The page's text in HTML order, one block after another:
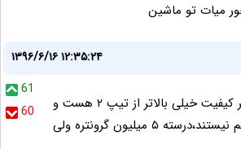
میات تو ماشین
۱۳۹۶/۶/۱۶ ۱۲:۳۵:۲۴
61
60
پژو 206 تیپ 5 از نظر کیفیت خیلی بالاتر از تیپ ۲ هست و
اصلا قابل مقایسه باهم نیستند،درسته ۵ میلیون گرونتره ولی